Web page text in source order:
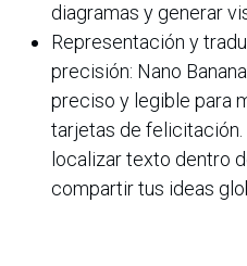
diagramas y generar
Representación y
precisión: Nano
preciso y legible para
tarjetas de
localizar texto dentro
compartir tus ideas